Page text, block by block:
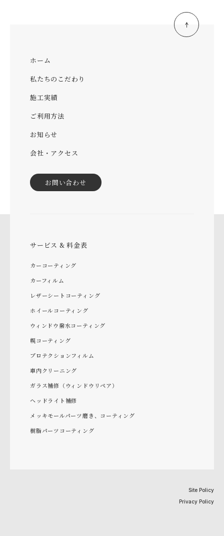
ホーム
私たちのこだわり
施工実績
ご利用方法
お知らせ
会社・アクセス
お問い合わせ
サービス & 料金表
カーコーティング
カーフィルム
レザーシートコーティング
ホイールコーティング
ウィンドウ撥水コーティング
幌コーティング
プロテクションフィルム
車内クリーニング
ガラス補修（ウィンドウリペア）
ヘッドライト補修
メッキモールパーツ磨き、コーティング
樹脂パーツコーティング
Site Policy
Privacy Policy